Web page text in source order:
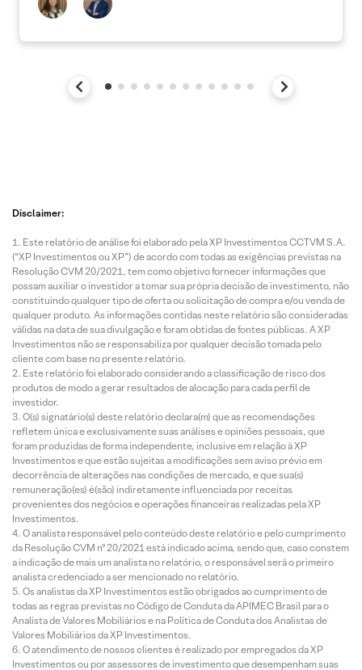
Disclaimer:
Este relatório de análise foi elaborado pela XP Investimentos CCTVM S.A.
(“XP Investimentos ou XP”) de acordo com todas as exigências previstas na
Resolução CVM 20/2021, tem como objetivo fornecer informações que
possam auxiliar o investidor a tomar sua própria decisão de investimento, não
constituindo qualquer tipo de oferta ou solicitação de compra e/ou venda de
qualquer produto. As informações contidas neste relatório são consideradas
válidas na data de sua divulgação e foram obtidas de fontes públicas. A XP
Investimentos não se responsabiliza por qualquer decisão tomada pelo
cliente com base no presente relatório.
Este relatório foi elaborado considerando a classificação de risco dos
produtos de modo a gerar resultados de alocação para cada perfil de
investidor.
O(s) signatário(s) deste relatório declara(m) que as recomendações
refletem única e exclusivamente suas análises e opiniões pessoais, que
foram produzidas de forma independente, inclusive em relação à XP
Investimentos e que estão sujeitas a modificações sem aviso prévio em
decorrência de alterações nas condições de mercado, e que sua(s)
remuneração(es) é(são) indiretamente influenciada por receitas
provenientes dos negócios e operações financeiras realizadas pela XP
Investimentos.
O analista responsável pelo conteúdo deste relatório e pelo cumprimento
da Resolução CVM nº 20/2021 está indicado acima, sendo que, caso constem
a indicação de mais um analista no relatório, o responsável será o primeiro
analista credenciado a ser mencionado no relatório.
Os analistas da XP Investimentos estão obrigados ao cumprimento de
todas as regras previstas no Código de Conduta da APIMEC Brasil para o
Analista de Valores Mobiliários e na Política de Conduta dos Analistas de
Valores Mobiliários da XP Investimentos.
O atendimento de nossos clientes é realizado por empregados da XP
Investimentos ou por assessores de investimento que desempenham suas